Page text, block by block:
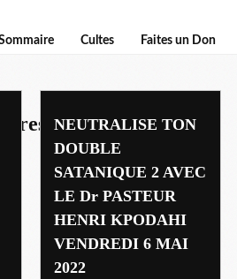
Cultes Faites un Don
NEUTRALISE TON
DOUBLE
SATANIQUE 2 AVEC
LE Dr PASTEUR
HENRI KPODAHI
VENDREDI 6 MAI
2022